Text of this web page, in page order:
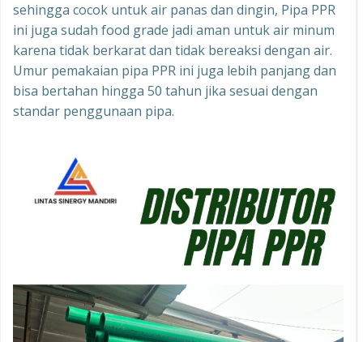
sehingga cocok untuk air panas dan dingin, Pipa PPR
ini juga sudah food grade jadi aman untuk air minum
karena tidak berkarat dan tidak bereaksi dengan air.
Umur pemakaian pipa PPR ini juga lebih panjang dan
bisa bertahan hingga 50 tahun jika sesuai dengan
standar penggunaan pipa.